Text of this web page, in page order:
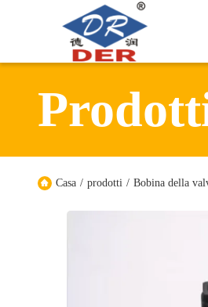
Casa / prodotti / Bobina della